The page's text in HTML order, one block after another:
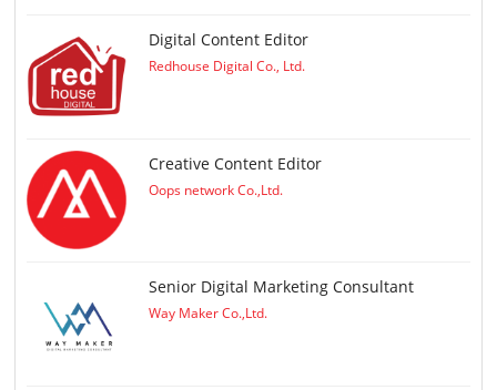
Digital Content Editor
Redhouse Digital Co., Ltd.
Creative Content Editor
Oops network Co.,Ltd.
Senior Digital Marketing Consultant
Way Maker Co.,Ltd.